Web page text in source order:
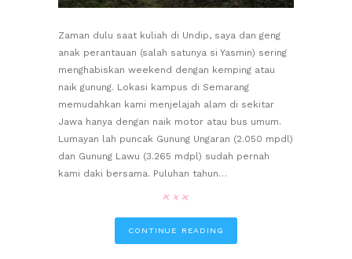
Zaman dulu saat kuliah di Undip, saya dan geng
anak perantauan (salah satunya si Yasmin) sering
menghabiskan weekend dengan kemping atau
naik gunung. Lokasi kampus di Semarang
memudahkan kami menjelajah alam di sekitar
Jawa hanya dengan naik motor atau bus umum.
Lumayan lah puncak Gunung Ungaran (2.050 mpdl)
dan Gunung Lawu (3.265 mdpl) sudah pernah
kami daki bersama. Puluhan tahun…
CONTINUE READING